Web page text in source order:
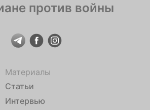
против войны
Материалы
Статьи
Интервью